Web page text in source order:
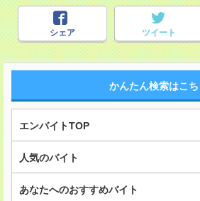
シェア ツイート
かんたん検索はこち
エンバイトTOP
人気のバイト
あなたへのおすすめバイト